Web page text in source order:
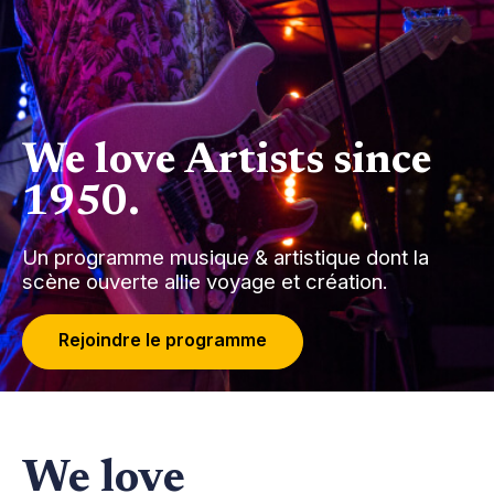
We love Artists since
1950.
Un programme musique & artistique dont la
scène ouverte allie voyage et création.
Rejoindre le programme
We love